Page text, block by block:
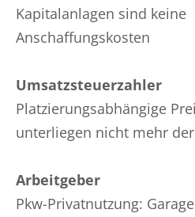
Kapitalanlagen sind keine
Anschaffungskosten
Umsatzsteuerzahler
Platzierungsabhängige
unterliegen nicht mehr
Arbeitgeber
Pkw-Privatnutzung: